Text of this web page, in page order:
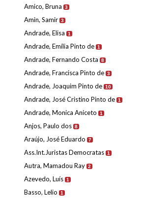
Amico, Bruna 3
Amin, Samir 3
Andrade, Elisa 1
Andrade, Emília Pinto de 1
Andrade, Fernando Costa 8
Andrade, Francisca Pinto de 3
Andrade, Joaquim Pinto de 10
Andrade, José Cristino Pinto de 1
Andrade, Monica Aniceto 1
Anjos, Paulo dos 8
Araújo, José Eduardo 7
Ass.Int.Juristas Democratas 1
Autra, Mamadou Ray 2
Azevedo, Luís 1
Basso, Lelio 1